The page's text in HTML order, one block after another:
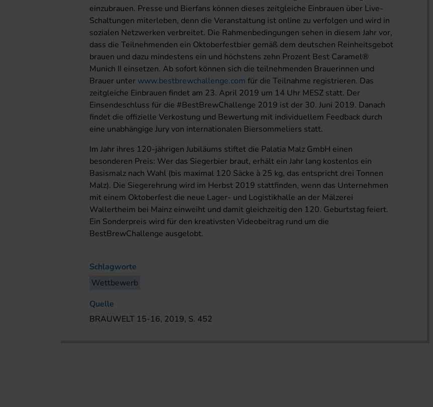
einzubrauen. Presse und Bierfans können dieses zeitgleiche Einbrauen über Live-
Schaltungen miterleben, denn die Veranstaltung ist online zu verfolgen und wird in
sozialen Netzwerken verbreitet. Die Rahmenbedingungen sehen in diesem Jahr vor,
dass die Teilnehmenden ein Oktoberfestbier gemäß dem deutschen Reinheitsgebot
brauen und dazu mindestens ein und höchstens zehn Prozent Best Caramel®
Munich II einsetzen. Ab sofort können sich die teilnehmenden Brauerinnen und
Brauer unter www.bestbrewchallenge.com für die Teilnahme registrieren. Das
zeitgleiche Einbrauen findet am 23. April 2019 um 14 Uhr MESZ statt. Der
Einsendeschluss für die #BestBrewChallenge 2019 ist der 30. Juni 2019. Danach
findet die offizielle Verkostung und Bewertung mit individuellem Feedback durch
eine unabhängige Jury von internationalen Biersommeliers statt.
Im Jahr ihres 120-jährigen Jubiläums stiftet die Palatia Malz GmbH einen
besonderen Preis: Wer das Siegerbier braut, erhält ein Jahr lang kostenlos ein
Basismalz nach Wahl (bis maximal 120 Säcke à 25 kg, das entspricht drei Tonnen
Malz). Die Siegerehrung wird im Herbst 2019 stattfinden, wenn das Unternehmen
mit einem Oktoberfest die neue Lager- und Logistikhalle an der Mälzerei
Wallertheim bei Mainz einweiht und damit gleichzeitig den 120. Geburtstag feiert.
Ein Sonderpreis wird für den kreativsten Videobeitrag rund um die
BestBrewChallenge ausgelobt.
Schlagworte
Wettbewerb
Quelle
BRAUWELT 15-16, 2019, S. 452